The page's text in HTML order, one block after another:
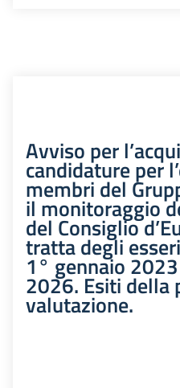
Avviso per
candidature per
membri del
il monitoraggio
del Consiglio
tratta degli
1° gennaio
2026. Esiti della
valutazione.